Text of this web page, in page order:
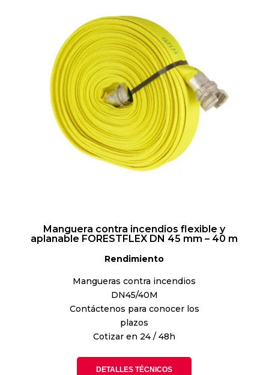
Manguera contra incendios flexible y
aplanable FORESTFLEX DN 45 mm – 40 m
Rendimiento
Mangueras contra incendios
DN45/40M
Contáctenos para conocer los
plazos
Cotizar en 24 / 48h
DETALLES TÉCNICOS